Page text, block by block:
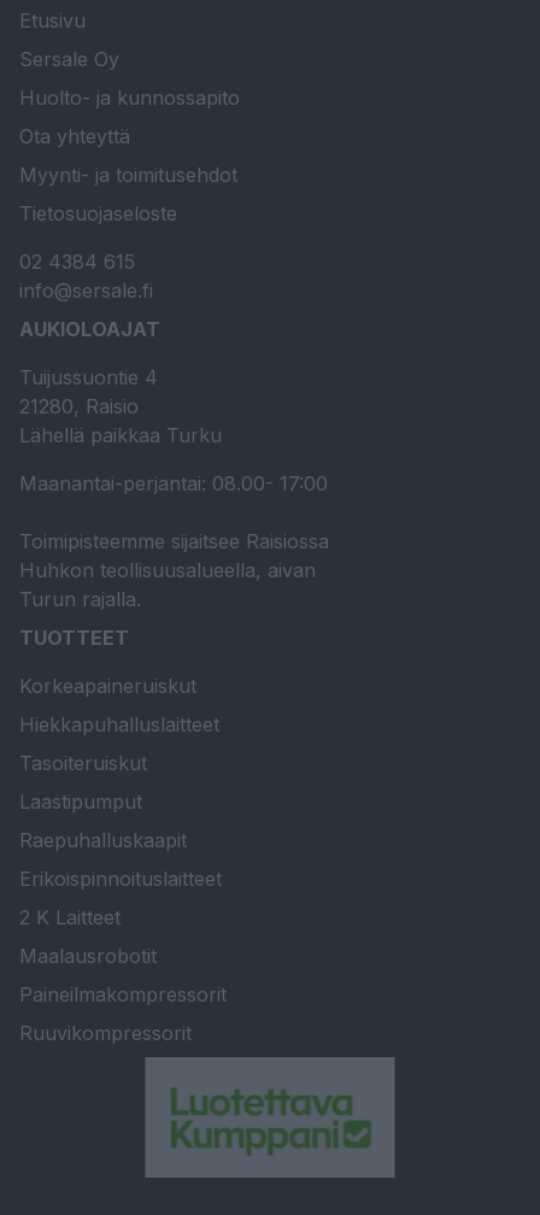
Etusivu
Sersale Oy
Huolto- ja kunnossapito
Ota yhteyttä
Myynti- ja toimitusehdot
Tietosuojaseloste
02 4384 615
info@sersale.fi
AUKIOLOAJAT
Tuijussuontie 4
21280, Raisio
Lähellä paikkaa Turku
Maanantai-perjantai: 08.00- 17:00
Toimipisteemme sijaitsee Raisiossa
Huhkon teollisuusalueella, aivan
Turun rajalla.
TUOTTEET
Korkeapaineruiskut
Hiekkapuhalluslaitteet
Tasoiteruiskut
Laastipumput
Raepuhalluskaapit
Erikoispinnoituslaitteet
2 K Laitteet
Maalausrobotit
Paineilmakompressorit
Ruuvikompressorit